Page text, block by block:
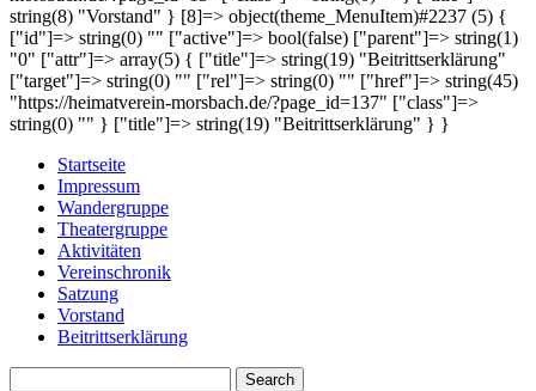
string(8) "Vorstand" } [8]=> object(theme_MenuItem)#2237 (5) {
["id"]=> string(0) "" ["active"]=> bool(false) ["parent"]=> string(1)
"0" ["attr"]=> array(5) { ["title"]=> string(19) "Beitrittserklärung"
["target"]=> string(0) "" ["rel"]=> string(0) "" ["href"]=> string(45)
"https://heimatverein-morsbach.de/?page_id=137" ["class"]=>
string(0) "" } ["title"]=> string(19) "Beitrittserklärung" } }
Startseite
Impressum
Wandergruppe
Theatergruppe
Aktivitäten
Vereinschronik
Satzung
Vorstand
Beitrittserklärung